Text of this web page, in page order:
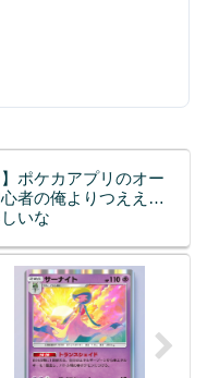
】ポケカアプリのオー
心者の俺よりつええ…
いな